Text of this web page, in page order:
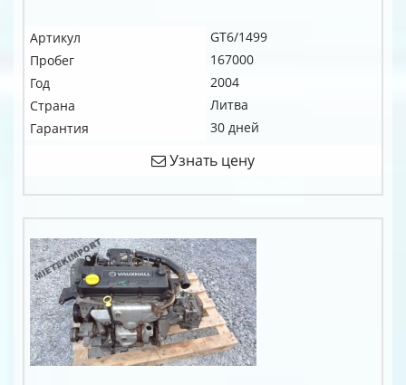
Артикул
GT6/1499
Пробег
167000
Год
2004
Страна
Литва
Гарантия
30 дней
Узнать цену